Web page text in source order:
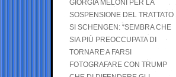
GIORGIA MELONI PER LA
SOSPENSIONE DEL TRATTATO
SI SCHENGEN: “SEMBRA CHE
SIA PIÙ PREOCCUPATA DI
TORNARE A FARSI
FOTOGRAFARE CON TRUMP